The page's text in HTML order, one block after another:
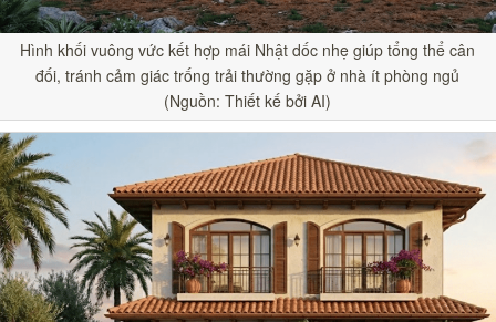
Hình khối vuông vức kết hợp mái Nhật dốc nhẹ giúp tổng thể cân
đối, tránh cảm giác trống trải thường gặp ở nhà ít phòng ngủ
(Nguồn: Thiết kế bởi AI)